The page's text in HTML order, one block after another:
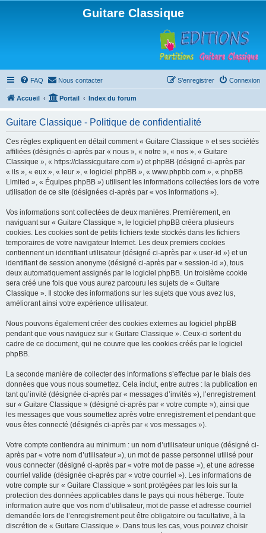
Guitare Classique
FAQ Nous contacter Connexion
S’enregistrer
Accueil Portail Index du forum
Guitare Classique - Politique de confidentialité
Ces règles expliquent en détail comment « Guitare Classique » et ses sociétés
affiliées (désignés ci-après par « nous », « notre », « nos », « Guitare
Classique », « https://classicguitare.com ») et phpBB (désigné ci-après par
« ils », « eux », « leur », « logiciel phpBB », « www.phpbb.com », « phpBB
Limited », « Équipes phpBB ») utilisent les informations collectées lors de votre
utilisation de ce site (désignées ci-après par « vos informations »).
Vos informations sont collectées de deux manières. Premièrement, en
naviguant sur « Guitare Classique », le logiciel phpBB créera plusieurs
cookies. Les cookies sont de petits fichiers texte stockés dans les fichiers
temporaires de votre navigateur Internet. Les deux premiers cookies
contiennent un identifiant utilisateur (désigné ci-après par « user-id ») et un
identifiant de session anonyme (désigné ci-après par « session-id »), tous
deux automatiquement assignés par le logiciel phpBB. Un troisième cookie
sera créé une fois que vous aurez parcouru les sujets de « Guitare
Classique ». Il stocke des informations sur les sujets que vous avez lus,
améliorant ainsi votre expérience utilisateur.
Nous pouvons également créer des cookies externes au logiciel phpBB
pendant que vous naviguez sur « Guitare Classique ». Ceux-ci sortent du
cadre de ce document, qui ne couvre que les cookies créés par le logiciel
phpBB.
La seconde manière de collecter des informations s’effectue par le biais des
données que vous nous soumettez. Cela inclut, entre autres : la publication en
tant qu’invité (désignée ci-après par « messages d’invités »), l’enregistrement
sur « Guitare Classique » (désigné ci-après par « votre compte »), ainsi que
les messages que vous soumettez après votre enregistrement et pendant que
vous êtes connecté (désignés ci-après par « vos messages »).
Votre compte contiendra au minimum : un nom d’utilisateur unique (désigné ci-
après par « votre nom d’utilisateur »), un mot de passe personnel utilisé pour
vous connecter (désigné ci-après par « votre mot de passe »), et une adresse
courriel valide (désignée ci-après par « votre courriel »). Les informations de
votre compte sur « Guitare Classique » sont protégées par les lois sur la
protection des données applicables dans le pays qui nous héberge. Toute
information autre que vos nom d’utilisateur, mot de passe et adresse courriel
demandée lors de l’enregistrement peut être obligatoire ou facultative, à la
discrétion de « Guitare Classique ». Dans tous les cas, vous pouvez choisir